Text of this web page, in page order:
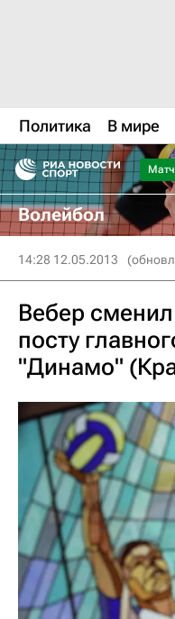
Политика В мире
Волейбол
14:28 12.05.2013
Вебер
посту
"Динамо"